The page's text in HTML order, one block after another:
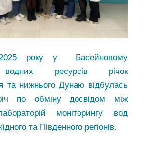
року у Басейновому
водних ресурсів річок
та нижнього Дунаю відбулась
по обміну досвідом між
моніторингу вод
та Південного регіонів.